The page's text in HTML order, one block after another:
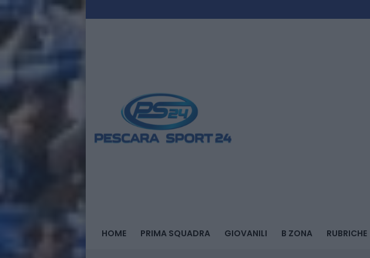
HOME PRIMA SQUADRA GIOVANILI B ZONA RUBRICHE